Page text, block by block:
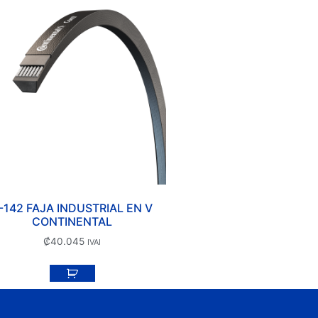
142 FAJA INDUSTRIAL EN V
CONTINENTAL
₡40.045 IVAI